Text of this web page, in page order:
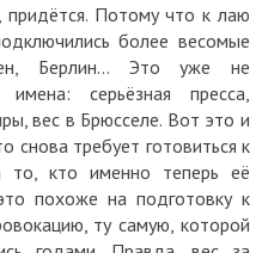
Потому что к лаю
более весомые
Берлин... Это уже не
серьёзная пресса,
вес в Брюсселе. Вот это и
снова требует готовиться к
то, кто именно теперь её
похоже на подготовку к
ту самую, которой